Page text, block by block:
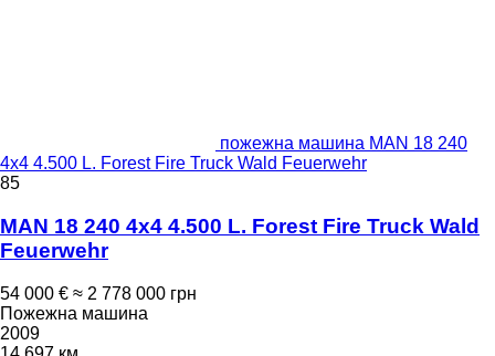
пожежна машина MAN 18 240
4x4 4.500 L. Forest Fire Truck Wald Feuerwehr
85
MAN 18 240 4x4 4.500 L. Forest Fire Truck Wald
Feuerwehr
54 000 € ≈ 2 778 000 грн
Пожежна машина
2009